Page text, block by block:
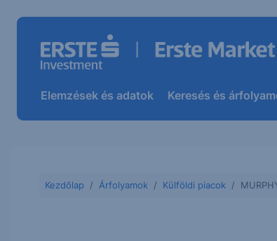
Elemzések és adatok Keresés és
Kezdőlap Árfolyamok Külföldi piacok